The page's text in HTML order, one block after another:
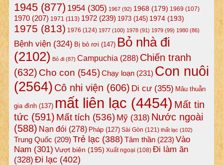
1945(877) 1954(305) 1967(92) 1968(179) 1969 (107)
1970(207) 1971 (113) 1972(239) 1973(145) 1974(193)
1975 (813) 1976 (124) 1977(100) 1978(91) 1979(99) 1980(86)
Bệnh viện(324) Bị bỏ rơi (147) Bỏ nhà đi
(2102) Bỏ đi(87) Campuchia (288) Chiến tranh
(632) Cho con (545)Chạy loạn(231) Con nuôi
(2564) Cô nhi viện (606) Di cư(355) Mâu thuẫn
gia đình(137) mất liên lạc (4454) Mất tin
tức(591) Mất tích (536) Mỹ(318) Nước ngoài
(588) Nạn đói (278) Pháp(127) Sài Gòn (121) thất lạc (102)
Trung Quốc (209) Trẻ lạc(388) Tâm thần(223) Vào
Nam (301) Vượt biên (195) Xuất ngoại (108) Đi làm ăn
(328) Đi lạc(402)